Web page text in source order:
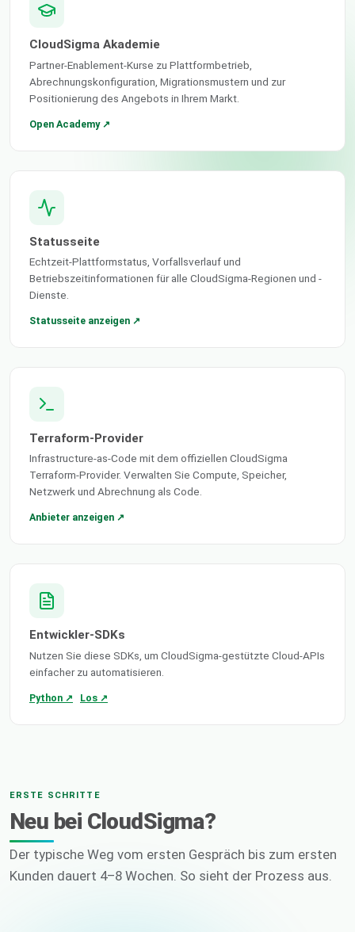
CloudSigma Akademie
Partner-Enablement-Kurse zu Plattformbetrieb,
Abrechnungskonfiguration, Migrationsmustern und zur
Positionierung des Angebots in Ihrem Markt.
Open Academy ↗
Statusseite
Echtzeit-Plattformstatus, Vorfallsverlauf und
Betriebszeitinformationen für alle CloudSigma-Regionen und -
Dienste.
Statusseite anzeigen ↗
Terraform-Provider
Infrastructure-as-Code mit dem offiziellen CloudSigma
Terraform-Provider. Verwalten Sie Compute, Speicher,
Netzwerk und Abrechnung als Code.
Anbieter anzeigen ↗
Entwickler-SDKs
Nutzen Sie diese SDKs, um CloudSigma-gestützte Cloud-APIs
einfacher zu automatisieren.
Python ↗ Los ↗
ERSTE SCHRITTE
Neu bei CloudSigma?
Der typische Weg vom ersten Gespräch bis zum ersten
Kunden dauert 4–8 Wochen. So sieht der Prozess aus.